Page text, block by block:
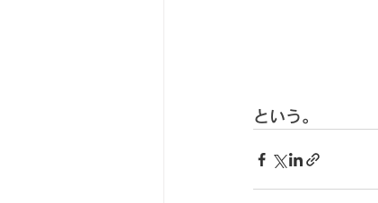
という。